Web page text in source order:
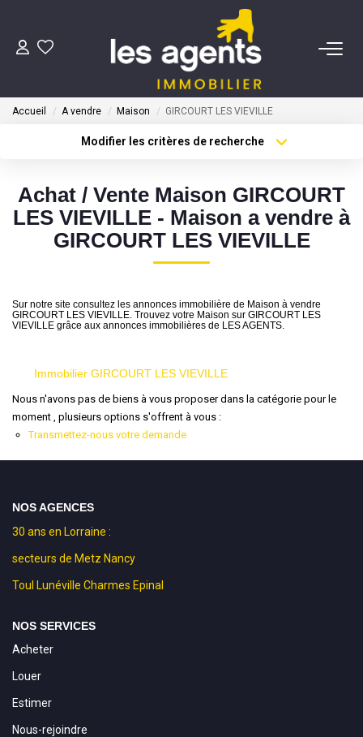
ACHETER
CONTACT
Accueil A vendre Maison GIRCOURT LES VIEVILLE
Modifier les critères de recherche
Type de bien
Surface min
Budget max Plus de critères
Achat / Vente Maison GIRCOURT
LES VIEVILLE - Maison a vendre à
GIRCOURT LES VIEVILLE
Sur notre site consultez les annonces immobilière de Maison à vendre
GIRCOURT LES VIEVILLE. Trouvez votre Maison sur GIRCOURT LES
VIEVILLE grâce aux annonces immobilières de LES AGENTS.
Immobilier GIRCOURT LES VIEVILLE
Nous n'avons pas de biens à vous proposer dans la catégorie pour le
moment , plusieurs options s'offrent à vous :
Transmettez-nous votre demande
NOS AGENCES
30 ans en Lorraine :
secteurs de Metz Nancy
Toul Lunéville Charmes Epinal
NOS SERVICES
Acheter
Louer
Estimer
Nous-rejoindre